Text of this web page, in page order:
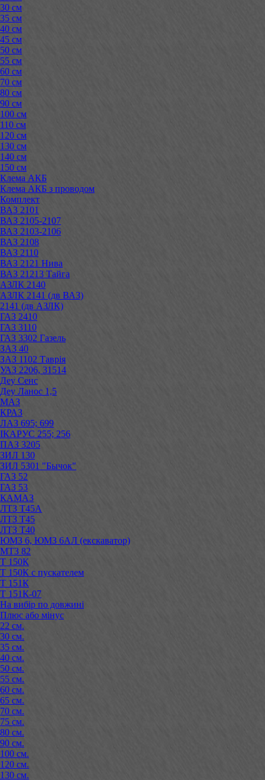
30 см
35 см
40 см
45 см
50 см
55 см
60 см
70 см
80 см
90 см
100 см
110 см
120 см
130 см
140 см
150 см
Клема АКБ
Клема АКБ з проводом
Комплект
ВАЗ 2101
ВАЗ 2105-2107
ВАЗ 2103-2106
ВАЗ 2108
ВАЗ 2110
ВАЗ 2121 Нива
ВАЗ 21213 Тайга
АЗЛК 2140
АЗЛК 2141 (дв ВАЗ)
2141 (дв АЗЛК)
ГАЗ 2410
ГАЗ 3110
ГАЗ 3302 Газель
ЗАЗ 40
ЗАЗ 1102 Таврія
УАЗ 2206, 31514
Деу Сенс
Деу Ланос 1,5
МАЗ
КРАЗ
ЛАЗ 695; 699
ІКАРУС 255; 256
ПАЗ 3205
ЗИЛ 130
ЗИЛ 5301 "Бычок"
ГАЗ 52
ГАЗ 53
КАМАЗ
ЛТЗ Т45А
ЛТЗ Т45
ЛТЗ Т40
ЮМЗ 6, ЮМЗ 6АЛ (екскаватор)
МТЗ 82
Т 150К
Т 150К с пускателем
Т 151К
Т 151К-07
На вибір по довжині
Плюс або мінус
22 см.
30 см.
35 см.
40 см.
50 см.
55 см.
60 см.
65 см.
70 см.
75 см.
80 см.
90 см.
100 см.
120 см.
130 см.